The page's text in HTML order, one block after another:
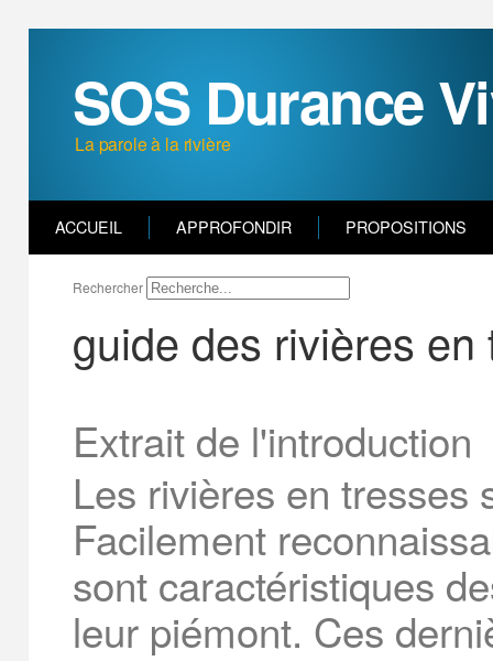
SOS Durance
La parole à la rivière
ACCUEIL APPROFONDIR PROPOSITIONS
Rechercher
guide des rivières en
Extrait de l'introduction
Les rivières en tresses
Facilement
sont caractéristiques
leur piémont. Ces